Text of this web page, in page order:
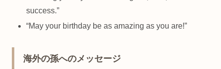
success.”
“May your birthday be as amazing as you are!”
海外の孫へのメッセージ